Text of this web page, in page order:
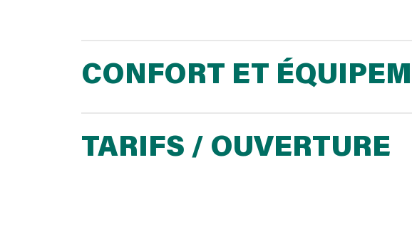
CONFORT ET
TARIFS / OUVERTURE